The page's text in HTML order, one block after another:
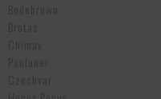
Bodebrown
Brotas
Chimay
Paulaner
Czechvar